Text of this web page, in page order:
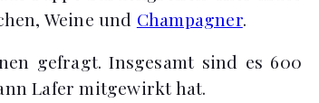
Weine und Champagner.
gefragt. Insgesamt sind es 600
Lafer mitgewirkt hat.